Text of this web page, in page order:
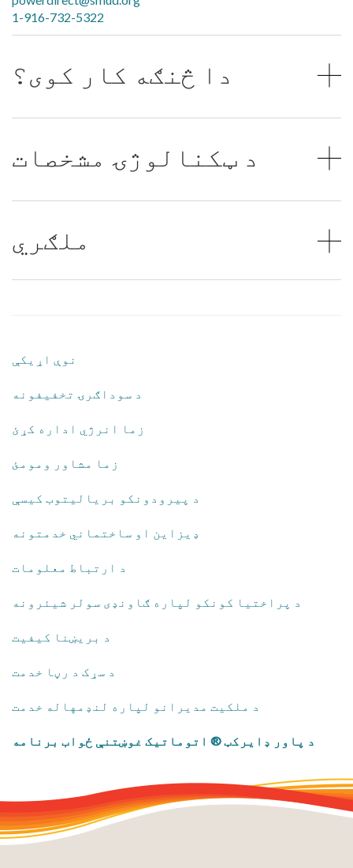
1-916-732-5322
دا څنګه کار کوی؟
د ټکنالوژۍ مشخصات
ملګري
نوې اړیکې
​د سوداګرۍ تخفیفونه
​زما انرژي اداره کړئ
زما مشاور ومومئ
​د پیرودونکو بریالیتوب کیسې
​ډیزاین او ساختماني خدمتونه
​د ارتباط معلومات
د پراختیا کونکو لپاره ګاونډی سولر شیئرونه
​د بریښنا کیفیت
​د سړک د رڼا خدمت
​د ملکیت مدیرانو لپاره لنډمهاله خدمت
د پاور ډایرکټ ® اتوماتیک غوښتنې ځواب برنامه